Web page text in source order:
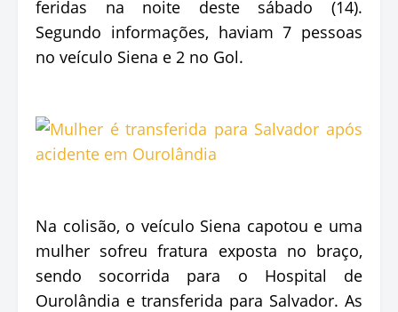
feridas na noite deste sábado (14).
Segundo informações, haviam 7 pessoas
no veículo Siena e 2 no Gol.
Na colisão, o veículo Siena capotou e uma
mulher sofreu fratura exposta no braço,
sendo socorrida para o Hospital de
Ourolândia e transferida para Salvador. As